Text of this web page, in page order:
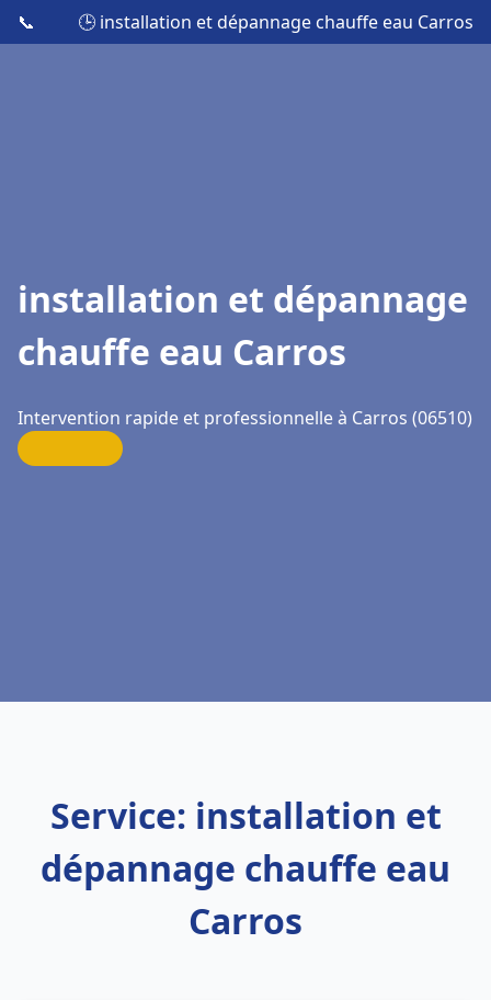
📞 🕒 installation et dépannage chauffe eau Carros
installation et dépannage
chauffe eau Carros
Intervention rapide et professionnelle à Carros (06510)
Service: installation et
dépannage chauffe eau
Carros